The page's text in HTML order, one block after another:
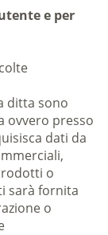
e per
ditta sono
ovvero presso
dati da
o
sarà fornita
o